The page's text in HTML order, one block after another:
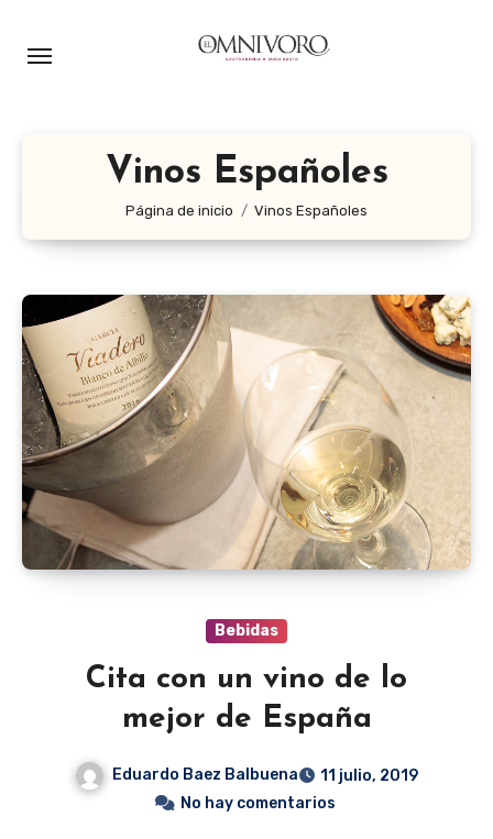
Vinos Españoles
Página de inicio Vinos Españoles
Bebidas
Cita con un vino de lo
mejor de España
Eduardo Baez Balbuena
11 julio, 2019
No hay comentarios